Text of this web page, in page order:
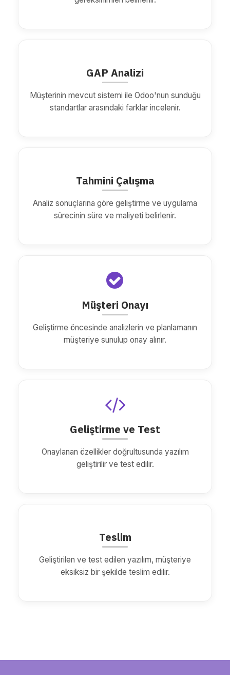
GAP Analizi
Müşterinin mevcut sistemi ile Odoo'nun sunduğu
standartlar arasındaki farklar incelenir.
Tahmini Çalışma
Analiz sonuçlarına göre geliştirme ve uygulama
sürecinin süre ve maliyeti belirlenir.
Müşteri Onayı
Geliştirme öncesinde analizlerin ve planlamanın
müşteriye sunulup onay alınır.
Geliştirme ve Test
Onaylanan özellikler doğrultusunda yazılım
geliştirilir ve test edilir.
Teslim
Geliştirilen ve test edilen yazılım, müşteriye
eksiksiz bir şekilde teslim edilir.